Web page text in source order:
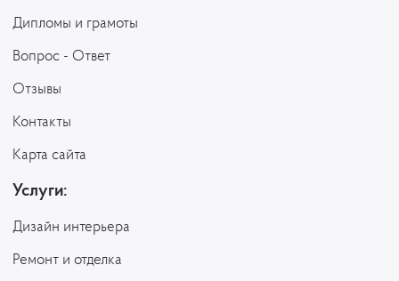
Дипломы и грамоты
Вопрос - Ответ
Отзывы
Контакты
Карта сайта
Услуги:
Дизайн интерьера
Ремонт и отделка